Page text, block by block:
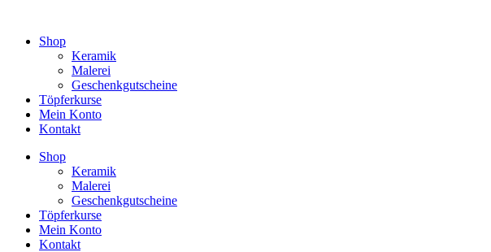
springenShop
Keramik
Malerei
Geschenkgutscheine
Töpferkurse
Mein Konto
Kontakt
Shop
Keramik
Malerei
Geschenkgutscheine
Töpferkurse
Mein Konto
Kontakt